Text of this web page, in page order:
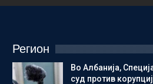
Регион
Во Албанија,
суд против